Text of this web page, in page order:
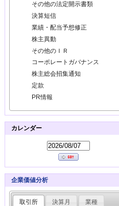
その他の法定開示書類
決算短信
業績・配当予想修正
株主異動
その他のＩＲ
コーポレートガバナンス
株主総会招集通知
定款
PR情報
カレンダー
企業価値分析
取引所 決算月 業種